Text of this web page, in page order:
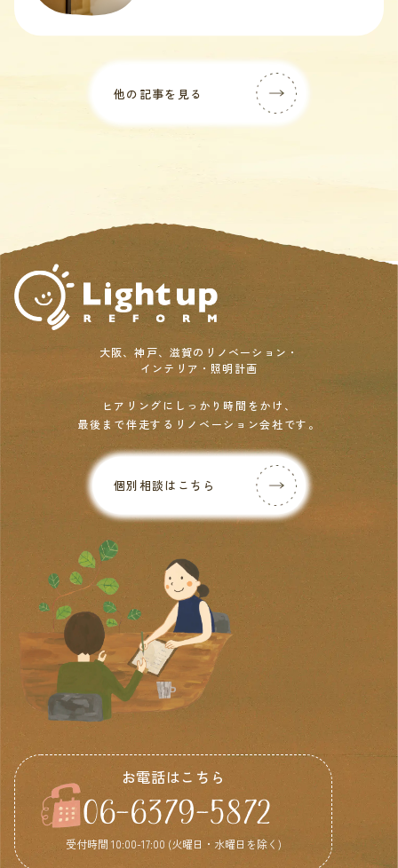
他の記事を見る
大阪、神戸、滋賀のリノベーション・
インテリア・照明計画
ヒアリングにしっかり時間をかけ、
最後まで伴走するリノベーション会社です。
個別相談はこちら
お電話はこちら
06-6379-5872
受付時間 10:00-17:00 (火曜日・水曜日を除く)